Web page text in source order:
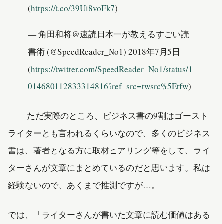
(https://t.co/39Ui8voFk7)
— 角田和将@速読日本一が教えるすごい読
書術 (@SpeedReader_No1) 2018年7月5日
(https://twitter.com/SpeedReader_No1/status/1
014680112833314816?ref_src=twsrc%5Etfw)
ただ実際のところ、ビジネス書の9割はゴースト
ライターとも言われるくらいなので、多くのビジネス
書は、著者となる方に取材ヒアリング等をして、ライ
ターさんが文章にまとめているのだと思います。私は
経験ないので、あくまで推測ですが…。
では、「ライターさんが書いた文章に読む価値はある